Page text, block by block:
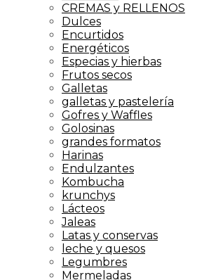
CREMAS y RELLENOS
Dulces
Encurtidos
Energéticos
Especias y hierbas
Frutos secos
Galletas
galletas y pastelería
Gofres y Waffles
Golosinas
grandes formatos
Harinas
Endulzantes
Kombucha
krunchys
Lácteos
Jaleas
Latas y conservas
leche y quesos
Legumbres
Mermeladas